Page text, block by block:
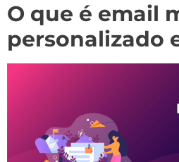
O que é email
personalizado